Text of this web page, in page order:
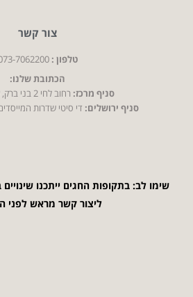
צור קשר
טלפון : 073-7062200
הכתובת שלנו:
סניף מרכז:רחוב לחי 2 בני ברק, קומת קרקע
סניף ירושלים:די סיטי שדרות המייסדים 15 מעלה אדומים
שימו לב: בתקופות החגים ייתכנו
ליצור קשר מראש לפני